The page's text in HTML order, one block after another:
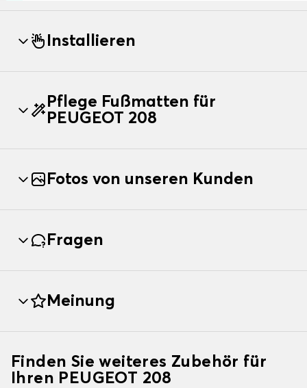
Installieren
Pflege Fußmatten für
PEUGEOT 208
Fotos von unseren Kunden
Fragen
Meinung
Finden Sie weiteres Zubehör für
Ihren PEUGEOT 208